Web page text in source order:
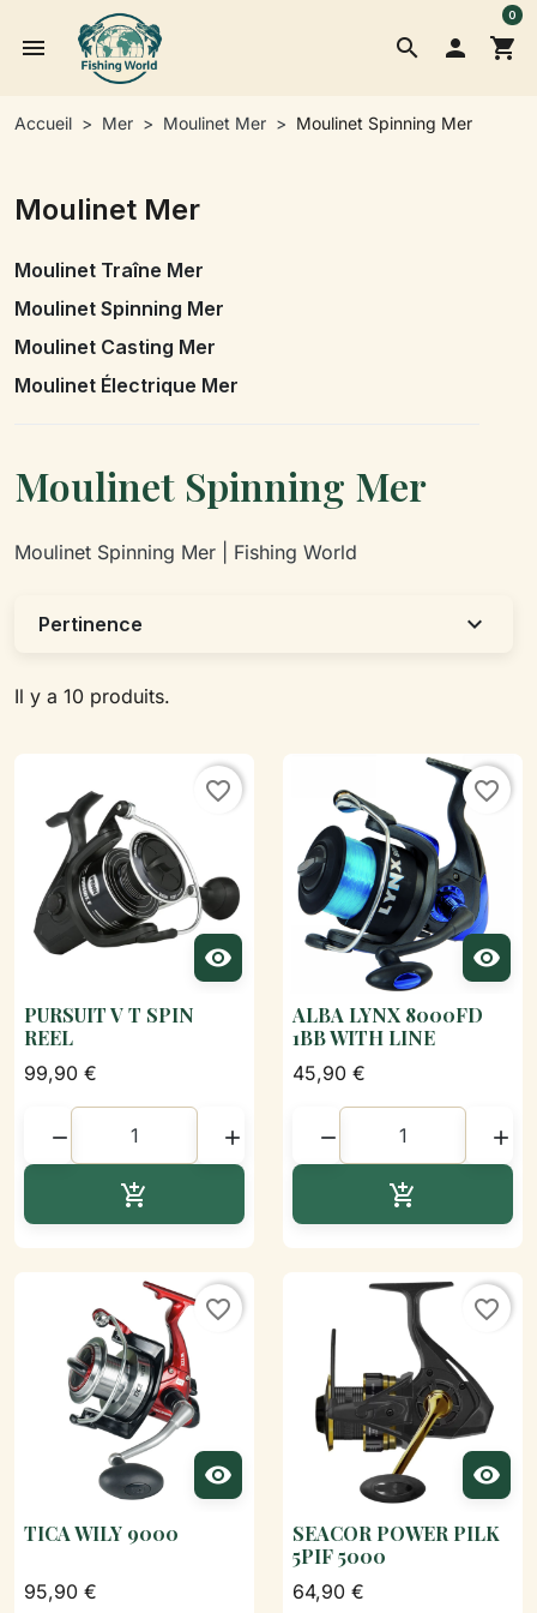
search
menu  shopping_cart
0
Accueil Mer Moulinet Mer Moulinet Spinning Mer
Moulinet Mer
Moulinet Traîne Mer
Moulinet Spinning Mer
Moulinet Casting Mer
Moulinet Électrique Mer
Moulinet Spinning Mer
Moulinet Spinning Mer | Fishing World
Il y a 10 produits.
Pertinence expand_more

favorite_border
PURSUIT V T SPIN
REEL
99,90 €
 


favorite_border
ALBA LYNX 8000FD
1BB WITH LINE
45,90 €
 


favorite_border
TICA WILY 9000
95,90 €

favorite_border
SEACOR POWER PILK
5PIF 5000
64,90 €